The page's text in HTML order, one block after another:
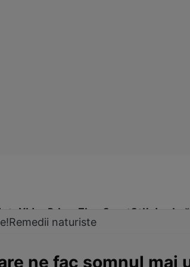
Video Prime Time SportStil de viață
Remedii naturiste
ne fac somnul mai